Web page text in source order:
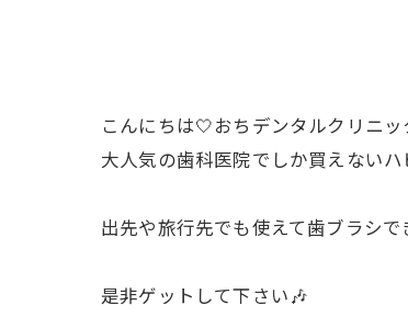
こんにちは🤍おちデンタルクリニ
大人気の歯科医院でしか買えない
出先や旅行先でも使えて歯ブラシ
是非ゲットして下さい🎶